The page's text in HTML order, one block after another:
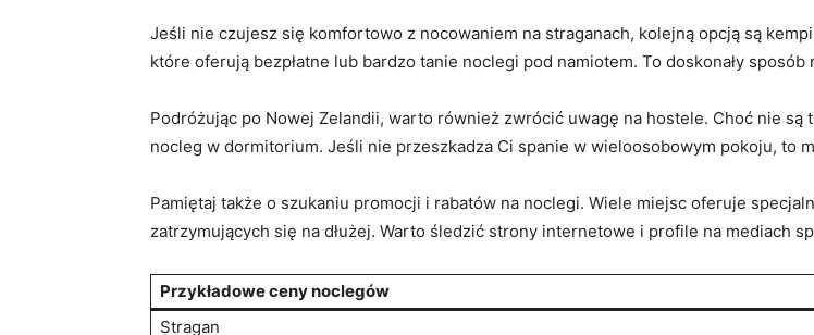
Jeśli nie ‍czujesz⁣ się komfortowo z nocowaniem na ‌straganach, kolejną ⁣opcją​ są
⁢które oferują bezpłatne ‌lub bardzo tanie noclegi pod namiotem. To⁤ doskonały
Podróżując po Nowej Zelandii, ​warto również zwrócić ​uwagę na hostele. Choć nie
nocleg ​w dormitorium. Jeśli nie ⁤przeszkadza Ci spanie⁤ w wieloosobowym pokoju, to
Pamiętaj także o szukaniu⁤ promocji i‍ rabatów na noclegi. Wiele miejsc ⁢oferuje
zatrzymujących się na‍ dłużej. Warto ‌śledzić strony internetowe i profile na mediach
Przykładowe ⁣ceny noclegów
Stragan